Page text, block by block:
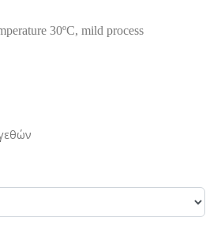
30ºC, mild process